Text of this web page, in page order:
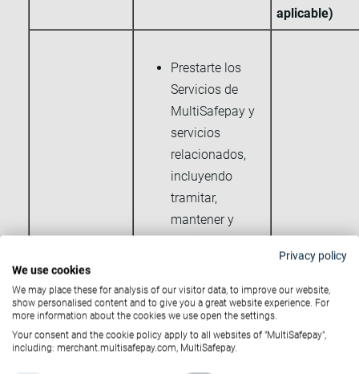
aplicable)
Prestarte los
Servicios de
MultiSafepay y
servicios
relacionados,
incluyendo
tramitar,
mantener y
gestionar tu
nuestros
servicios.
Permitir y
ejecutar
Privacy policy
We use cookies
We may place these for analysis of our visitor data, to improve our website,
show personalised content and to give you a great website experience. For
more information about the cookies we use open the settings.
Your consent and the cookie policy apply to all websites of "MultiSafepay",
including: merchant.multisafepay.com, MultiSafepay.